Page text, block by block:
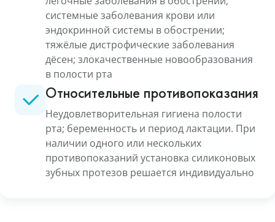
системные заболевания крови или
эндокринной системы в обострении;
тяжёлые дистрофические заболевания
дёсен; злокачественные новообразования
в полости рта
Относительные противопоказания
Неудовлетворительная гигиена полости
рта; беременность и период лактации. При
наличии одного или нескольких
противопоказаний установка силиконовых
зубных протезов решается индивидуально